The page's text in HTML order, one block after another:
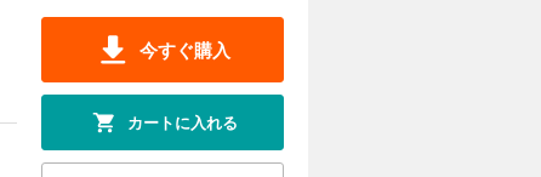
今すぐ購入
カートに入れる